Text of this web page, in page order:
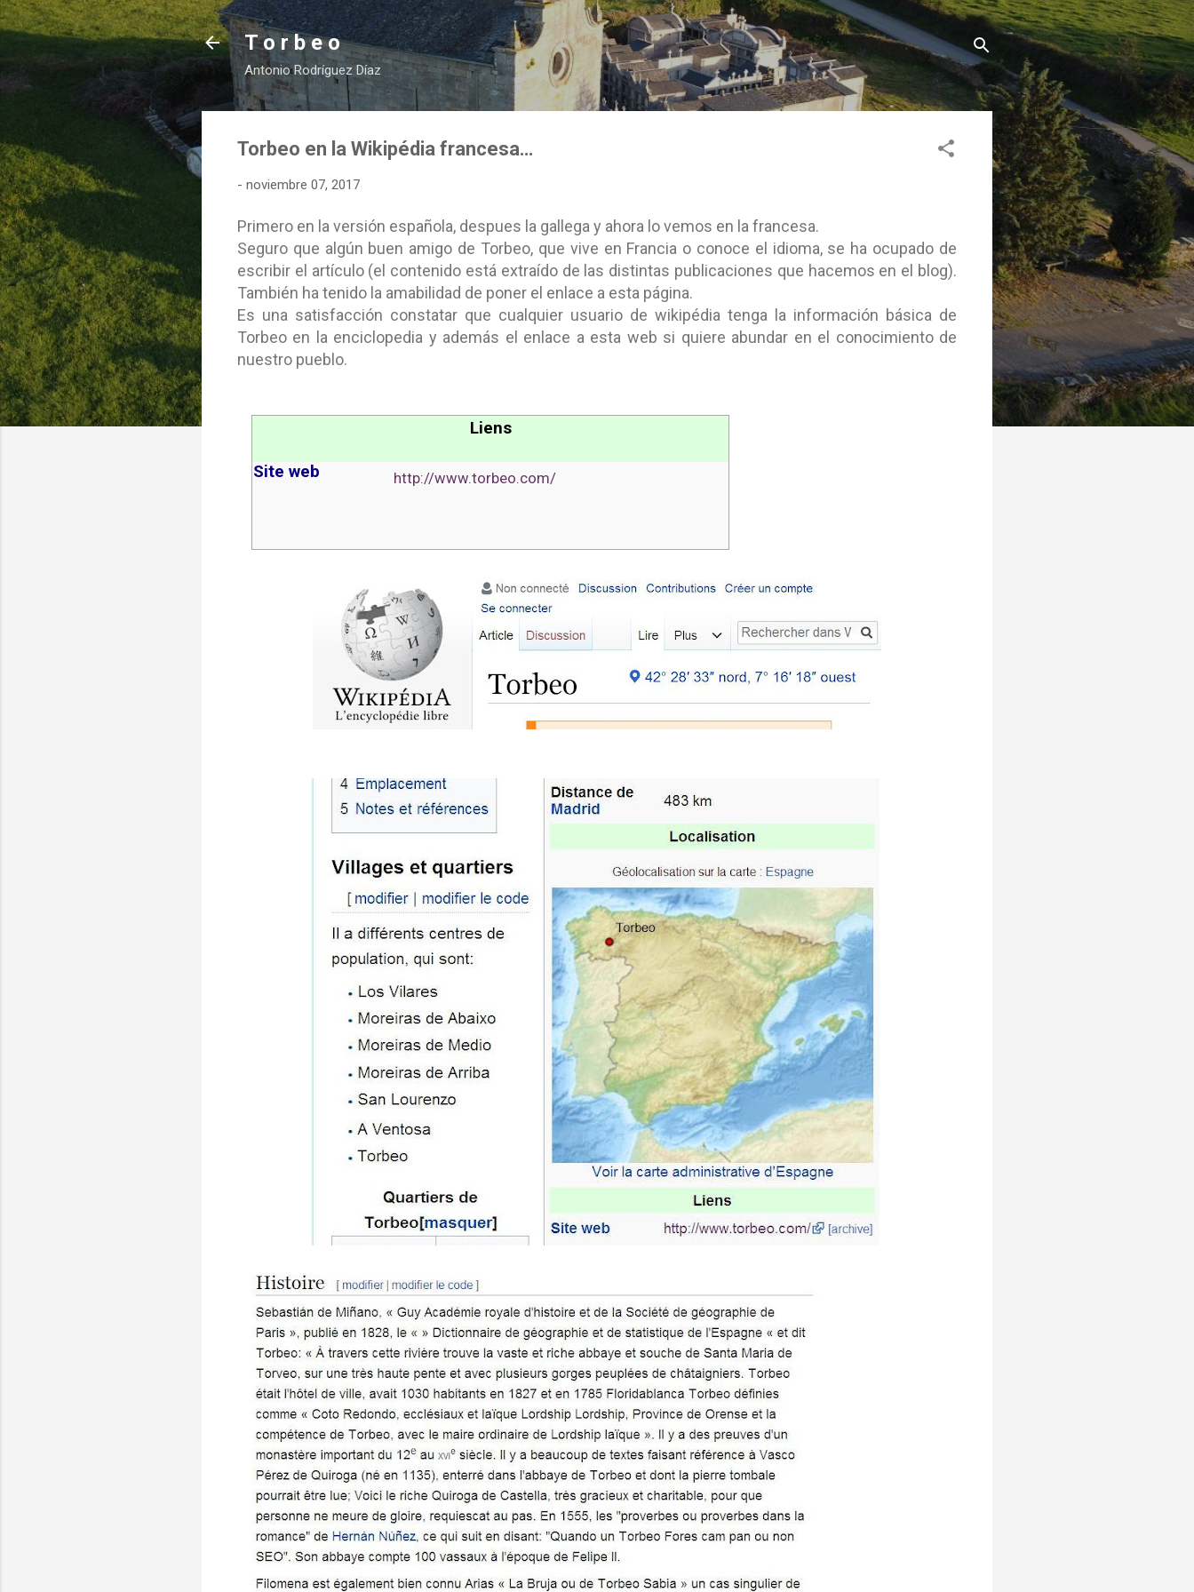
Ir al contenido principal
T o r b e o
Antonio Rodríguez Díaz
Torbeo en la Wikipédia francesa…
- noviembre 07, 2017
Primero en la versión española, despues la gallega y ahora lo vemos en la francesa.
Seguro que algún buen amigo de Torbeo, que vive en Francia o conoce el idioma, se ha ocupado de
escribir el artículo (el contenido está extraído de las distintas publicaciones que hacemos en el blog).
También ha tenido la amabilidad de poner el enlace a esta página.
Es una satisfacción constatar que cualquier usuario de wikipédia tenga la información básica de
Torbeo en la enciclopedia y además el enlace a esta web si quiere abundar en el conocimiento de
nuestro pueblo.
Liens
Site web http://www.torbeo.com/